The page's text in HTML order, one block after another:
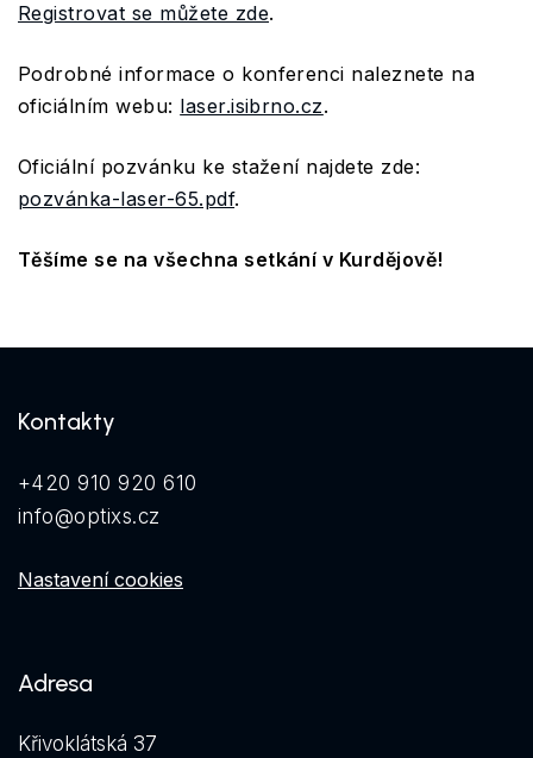
Registrovat se můžete zde.
Podrobné informace o konferenci naleznete na
oficiálním webu: laser.isibrno.cz.
Oficiální pozvánku ke stažení najdete zde:
pozvánka-laser-65.pdf.
Těšíme se na všechna setkání v Kurdějově!
Kontakty
+420 910 920 610
info@optixs.cz
Nastavení cookies
Adresa
Křivoklátská 37